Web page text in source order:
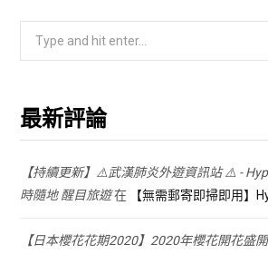
Search
最新評論
【持續更新】⚠️武漢肺炎外遊資訊站 ⚠️ -
時隨地 醒目旅遊在 【無需郵寄即掃即用】
【日本櫻花花期2020】2020年櫻花開花盛